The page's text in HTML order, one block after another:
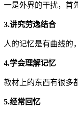
一是外界的干扰，首
3.讲究劳逸结合
人的记忆是有曲线的
4.学会理解记忆
教材上的东西有很多
5.经常回忆